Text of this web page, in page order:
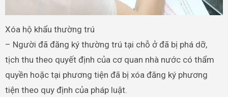
Xóa hộ khẩu thường trú
– Người đã đăng ký thường trú tại chỗ ở đã bị phá dỡ,
tịch thu theo quyết định của cơ quan nhà nước có thẩm
quyền hoặc tại phương tiện đã bị xóa đăng ký phương
tiện theo quy định của pháp luật.